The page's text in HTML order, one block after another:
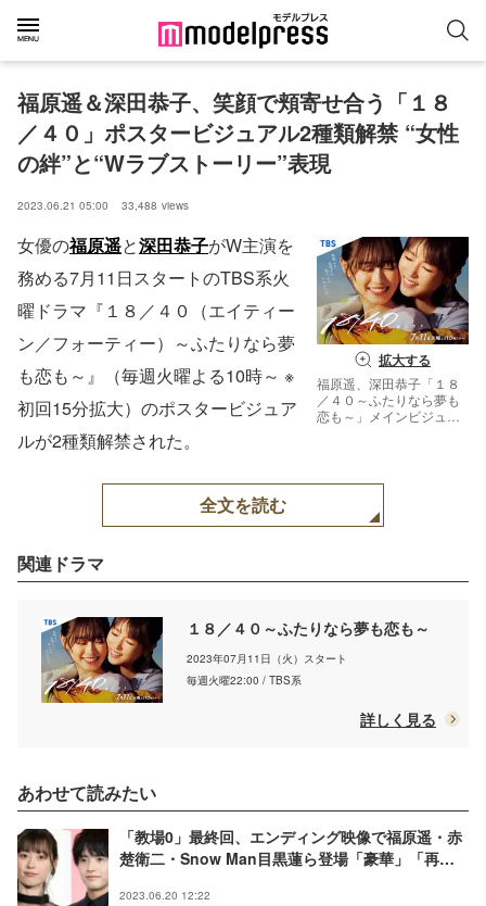
福原遥＆深田恭子、笑顔で頬寄せ合う「１８
／４０」ポスタービジュアル2種類解禁 “女性
の絆”と“Wラブストーリー”表現
2023.06.21 05:00 33,488 views
拡大する
福原遥、深田恭子「１８
／４０～ふたりなら夢も
恋も～」メインビジュア
女優の福原遥と深田恭子がW主演を
務める7月11日スタートのTBS系火
曜ドラマ『１８／４０（エイティー
ン／フォーティー）～ふたりなら夢
も恋も～』（毎週火曜よる10時～ ※
初回15分拡大）のポスタービジュア
ルが2種類解禁された。
全文を読む
関連ドラマ
１８／４０～ふたりなら夢も恋も～
2023年07月11日（火）スタート
毎週火曜22:00 / TBS系
詳しく見る
あわせて読みたい
「教場0」最終回、エンディング映像で福原遥・赤
楚衛二・Snow Man目黒蓮ら登場「豪華」「再共
2023.06.20 12:22